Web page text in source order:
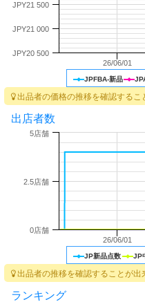
JPFBA-新品
26/06/01
JPY20 500
JPY21 000
JPY21 500
出品者の価格の推移を確認するこ
出店者数
JP新品点数 JP
26/06/01
0店舗
2.5店舗
5店舗
出品者の推移を確認することが出
ランキング